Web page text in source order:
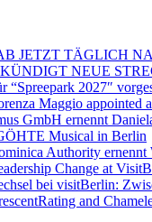
JETZT TÄGLICH
NEUE
“Spreepark 2027″
Maggio appointed
GmbH ernennt
Musical in Berlin
Authority
Change at
bei visitBerlin:
and